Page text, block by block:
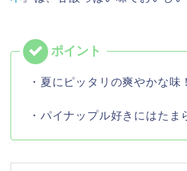
・夏にピッタリの爽やかな味！
・パイナップル好きにはたま